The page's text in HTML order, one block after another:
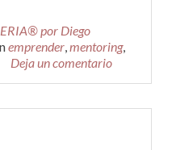
por Diego
emprender,mentoring,
Deja un comentario